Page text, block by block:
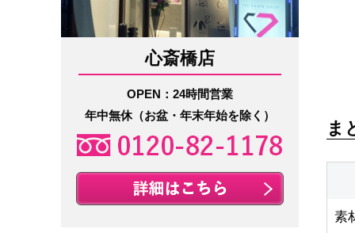
ま
素
心斎橋店
OPEN：24時間営業
年中無休（お盆・年末年始を除く）